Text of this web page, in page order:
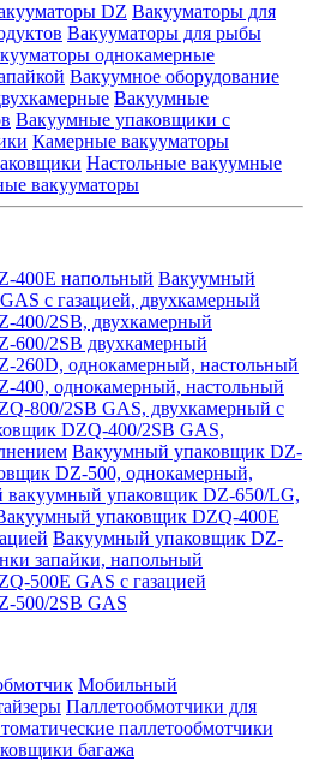
DZ Вакууматоры для
Вакууматоры для рыбы
однокамерные
Вакуумное оборудование
Вакуумные
Вакуумные упаковщики с
Камерные вакууматоры
Настольные вакуумные
вакууматоры
400E напольный Вакуумный
с газацией, двухкамерный
400/2SB, двухкамерный
600/2SB двухкамерный
260D, однокамерный, настольный
400, однокамерный, настольный
800/2SB GAS, двухкамерный с
DZQ-400/2SB GAS,
Вакуумный упаковщик DZ-
DZ-500, однокамерный,
вакуумный упаковщик DZ-650/LG,
упаковщик DZQ-400E
Вакуумный упаковщик DZ-
запайки, напольный
500E GAS с газацией
500/2SB GAS
Мобильный
Паллетообмотчики для
паллетообмотчики
багажа